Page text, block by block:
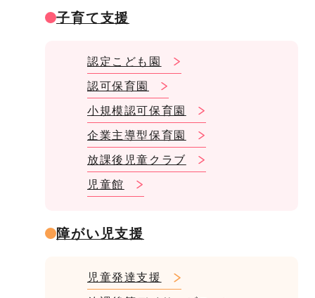
子育て支援
認定こども園
認可保育園
小規模認可保育園
企業主導型保育園
放課後児童クラブ
児童館
障がい児支援
児童発達支援